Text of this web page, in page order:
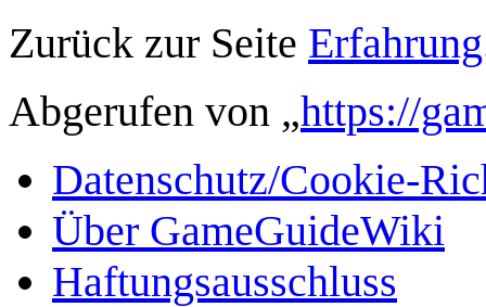
Zurück zur Seite Erfahrung
Abgerufen von „https://
Datenschutz/Cookie-
Über GameGuideWiki
Haftungsausschluss